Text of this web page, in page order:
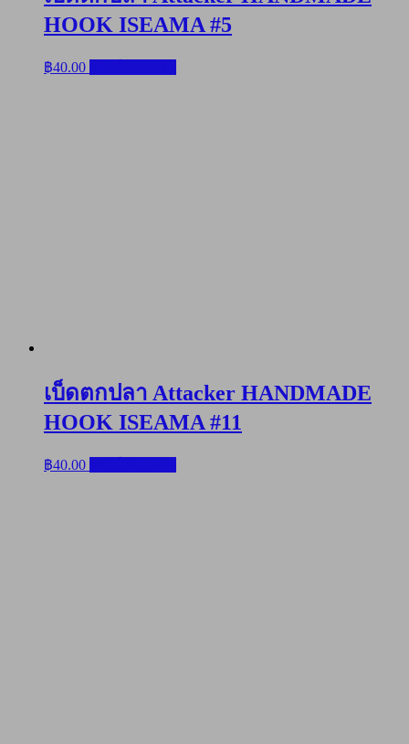
HOOK ISEAMA #5
฿40.00
เบ็ดตกปลา Attacker HANDMADE
HOOK ISEAMA #11
฿40.00